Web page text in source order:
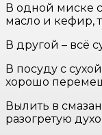
В одной миске
масло и кефир,
В другой – всё
В посуду с
хорошо
Вылить в
разогретую